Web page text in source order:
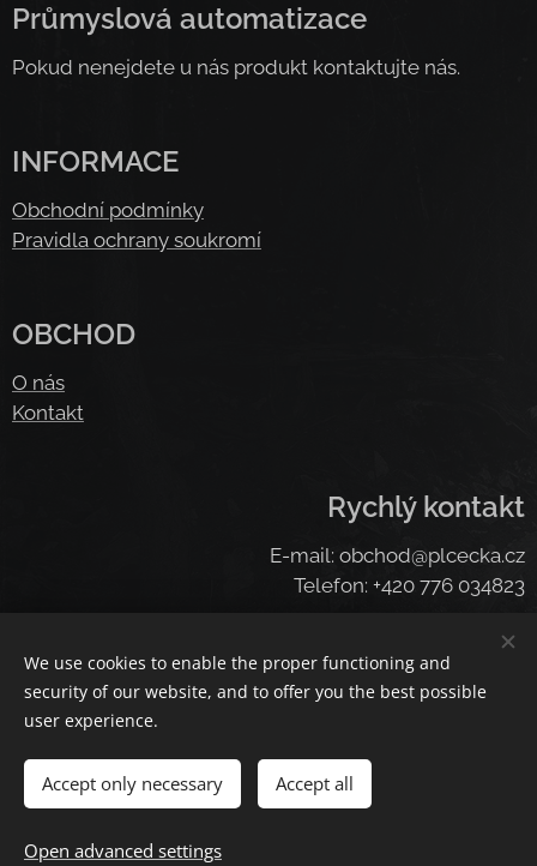
Průmyslová automatizace
Pokud nenejdete u nás produkt kontaktujte nás.
INFORMACE
Obchodní podmínky
Pravidla ochrany soukromí
OBCHOD
O nás
Kontakt
Rychlý kontakt
E-mail: obchod@plcecka.cz
Telefon: +420 776 034823
Cookies
Čeština
American English Deutsch
We use cookies to enable the proper functioning and
security of our website, and to offer you the best possible
user experience.
Accept only necessary Accept all
Open advanced settings